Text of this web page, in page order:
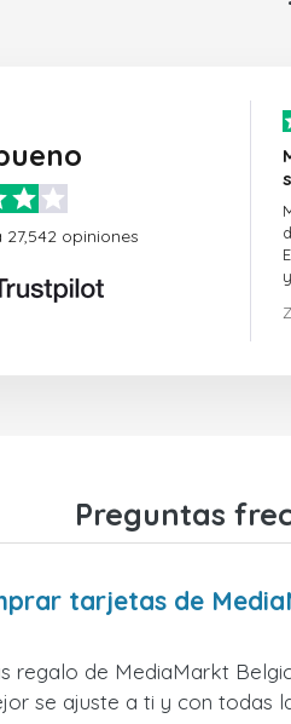
27,542 opiniones
Preguntas
tarjetas de
regalo de MediaMarkt
se ajuste a ti y con todas